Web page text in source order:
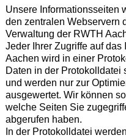
Unsere Informationsseiten
den zentralen Webservern
Verwaltung der RWTH
Jeder Ihrer Zugriffe auf das
Aachen wird in einer
Daten in der Protokolldatei
und werden nur zur
ausgewertet. Wir können
welche Seiten Sie
abgerufen haben.
In der Protokolldatei